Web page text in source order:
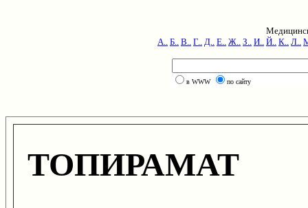
А.. Б.. В.. Г.. Д.. Е.. Ж.. З.. И.. Й.. К.. Л..
в WWW по сайту
ТОПИРАМАТ